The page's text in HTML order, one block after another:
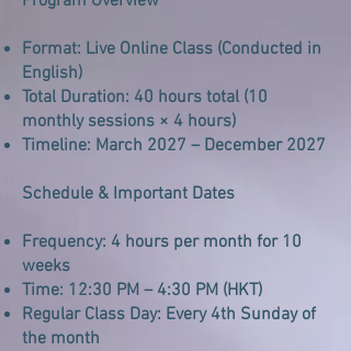
Format: Live Online Class (Conducted in
English)
Total Duration: 40 hours total (10
monthly sessions × 4 hours)
Timeline: March 2027 – December 2027
Schedule & Important Dates
Frequency: 4 hours per month for 10
weeks
Time: 12:30 PM – 4:30 PM (HKT)
Regular Class Day: Every 4th Sunday of
the month